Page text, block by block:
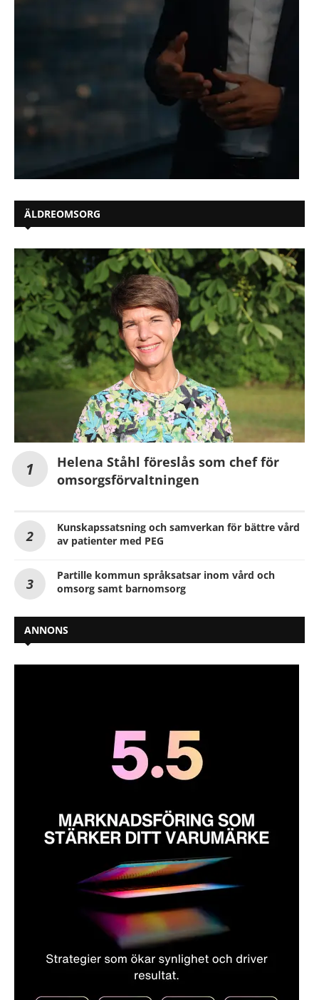
ÄLDREOMSORG
Helena Ståhl föreslås som chef för
omsorgsförvaltningen
Kunskapssatsning och samverkan för bättre vård
av patienter med PEG
Partille kommun språksatsar inom vård och
omsorg samt barnomsorg
ANNONS